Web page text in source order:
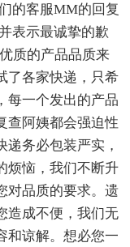
的客服MM的回复
表示最诚挚的歉
质的产品品质来
了各家快递，只希
每一个发出的产品
查阿姨都会强迫性
务必包装严实，
烦恼，我们不断升
对品质的要求。遗
造成不便，我们无
和谅解。想必您一